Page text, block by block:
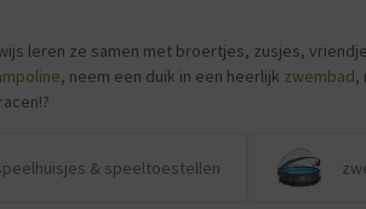
leren ze samen met broertjes, zusjes,
, neem een duik in een heerlijk zwembad,
& speeltoestellen